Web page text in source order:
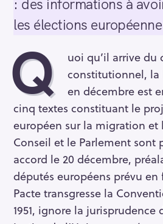
: des informations à
les élections
Q
uoi qu’il arrive du
constitutionnel, la
en décembre est
cinq textes constituant le
européen sur la migration et
Conseil et le Parlement sont
accord le 20 décembre,
députés européens prévu en
Pacte transgresse la
1951, ignore la jurisprudence